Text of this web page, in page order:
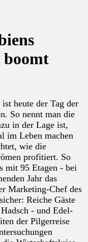
heute der Tag der
So nennt man die
in der Lage ist,
im Leben machen
wie die
profitiert. So
mit 95 Etagen - bei
Jahr das
Marketing-Chef des
Reiche Gäste
- und Edel-
der Pilgerreise